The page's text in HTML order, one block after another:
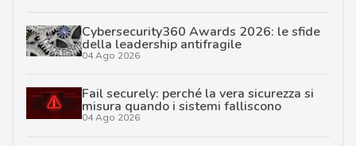
Cybersecurity360 Awards 2026: le sfide
della leadership antifragile
04 Ago 2026
Fail securely: perché la vera sicurezza si
misura quando i sistemi falliscono
04 Ago 2026